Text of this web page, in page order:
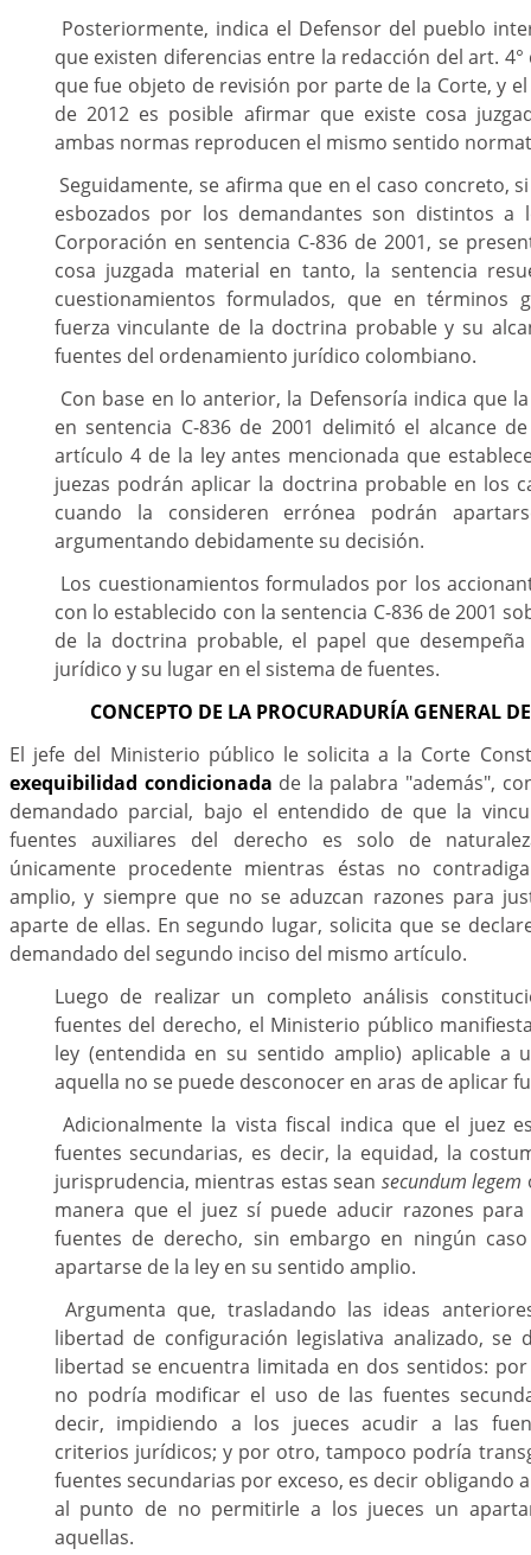
Posteriormente, indica el Defensor del pueblo
que existen diferencias entre la redacción del art. 4°
que fue objeto de revisión por parte de la Corte, y el
de 2012 es posible afirmar que existe cosa
ambas normas reproducen el mismo sentido
Seguidamente, se afirma que en el caso concreto,
esbozados por los demandantes son distintos a
Corporación en sentencia C-836 de 2001, se
cosa juzgada material en tanto, la sentencia
cuestionamientos formulados, que en términos
fuerza vinculante de la doctrina probable y su
fuentes del ordenamiento jurídico colombiano.
Con base en lo anterior, la Defensoría indica que
en sentencia C-836 de 2001 delimitó el alcance
artículo 4 de la ley antes mencionada que
juezas podrán aplicar la doctrina probable en los
cuando la consideren errónea podrán
argumentando debidamente su decisión.
Los cuestionamientos formulados por los
con lo establecido con la sentencia C-836 de 2001
de la doctrina probable, el papel que
jurídico y su lugar en el sistema de fuentes.
CONCEPTO DE LA PROCURADURÍA GENERAL
El jefe del Ministerio público le solicita a la Corte
exequibilidad condicionada de la palabra "además",
demandado parcial, bajo el entendido de que la
fuentes auxiliares del derecho es solo de
únicamente procedente mientras éstas no
amplio, y siempre que no se aduzcan razones para
aparte de ellas. En segundo lugar, solicita que se
demandado del segundo inciso del mismo artículo.
Luego de realizar un completo análisis
fuentes del derecho, el Ministerio público
ley (entendida en su sentido amplio) aplicable a
aquella no se puede desconocer en aras de aplicar
Adicionalmente la vista fiscal indica que el juez
fuentes secundarias, es decir, la equidad, la
jurisprudencia, mientras estas sean secundum legem
manera que el juez sí puede aducir razones
fuentes de derecho, sin embargo en ningún
apartarse de la ley en su sentido amplio.
Argumenta que, trasladando las ideas
libertad de configuración legislativa analizado, se
libertad se encuentra limitada en dos sentidos:
no podría modificar el uso de las fuentes
decir, impidiendo a los jueces acudir a las
criterios jurídicos; y por otro, tampoco podría
fuentes secundarias por exceso, es decir obligando
al punto de no permitirle a los jueces un
aquellas.